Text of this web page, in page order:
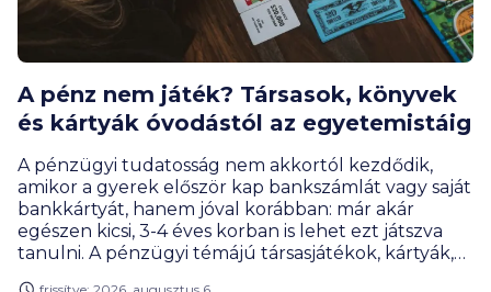
A pénz nem játék? Társasok, könyvek
és kártyák óvodástól az egyetemistáig
A pénzügyi tudatosság nem akkortól kezdődik,
amikor a gyerek először kap bankszámlát vagy saját
bankkártyát, hanem jóval korábban: már akár
egészen kicsi, 3-4 éves korban is lehet ezt játszva
tanulni. A pénzügyi témájú társasjátékok, kártyák,